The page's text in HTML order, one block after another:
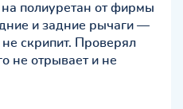
на полиуретан от фирмы
и задние рычаги —
скрипит. Проверял
не отрывает и не